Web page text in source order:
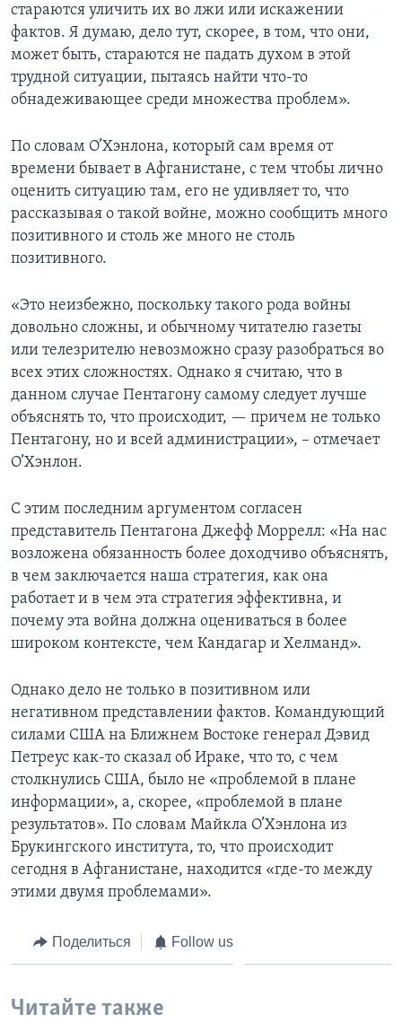
стараются уличить их во лжи или искажении
фактов. Я думаю, дело тут, скорее, в том, что они,
может быть, стараются не падать духом в этой
трудной ситуации, пытаясь найти что-то
обнадеживающее среди множества проблем».
По словам О’Хэнлона, который сам время от
времени бывает в Афганистане, с тем чтобы лично
оценить ситуацию там, его не удивляет то, что
рассказывая о такой войне, можно сообщить много
позитивного и столь же много не столь
позитивного.
«Это неизбежно, поскольку такого рода войны
довольно сложны, и обычному читателю газеты
или телезрителю невозможно сразу разобраться во
всех этих сложностях. Однако я считаю, что в
данном случае Пентагону самому следует лучше
объяснять то, что происходит, — причем не только
Пентагону, но и всей администрации», – отмечает
О’Хэнлон.
С этим последним аргументом согласен
представитель Пентагона Джефф Моррелл: «На нас
возложена обязанность более доходчиво объяснять,
в чем заключается наша стратегия, как она
работает и в чем эта стратегия эффективна, и
почему эта война должна оцениваться в более
широком контексте, чем Кандагар и Хелманд».
Однако дело не только в позитивном или
негативном представлении фактов. Командующий
силами США на Ближнем Востоке генерал Дэвид
Петреус как-то сказал об Ираке, что то, с чем
столкнулись США, было не «проблемой в плане
информации», а, скорее, «проблемой в плане
результатов». По словам Майкла О’Хэнлона из
Брукингского института, то, что происходит
сегодня в Афганистане, находится «где-то между
этими двумя проблемами».
Поделиться Follow us
Читайте также